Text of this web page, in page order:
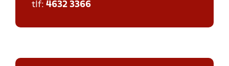
tlf: 4632 3366